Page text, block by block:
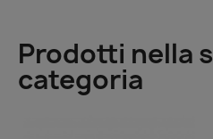
Prodotti nella
categoria